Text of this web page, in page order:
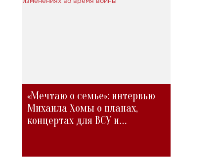
«Мечтаю о семье»: интервью
Михаила Хомы о планах,
концертах для ВСУ и